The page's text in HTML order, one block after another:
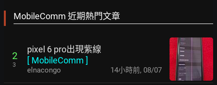
MobileComm 近期熱門文章
2
3
pixel 6 pro出現紫線
[ MobileComm ]
elnacongo 14小時前, 08/07